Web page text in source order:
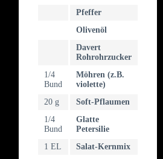
Pfeffer
Olivenöl
Davert
Rohrohrzucker
1/4
Bund
Möhren (z.B.
violette)
20 g
Soft-Pflaumen
1/4
Bund
Glatte
Petersilie
1 EL
Salat-Kernmix